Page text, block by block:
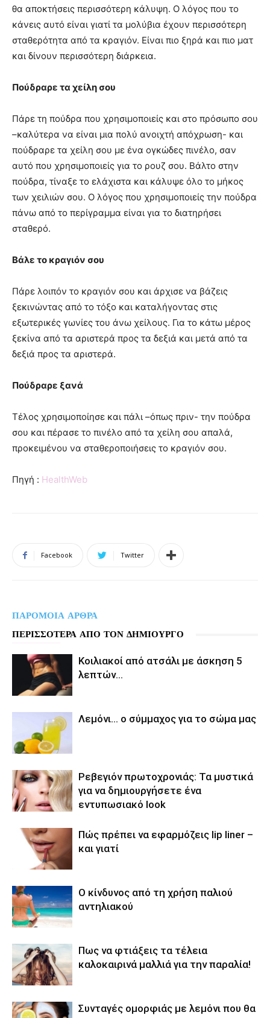
θα αποκτήσεις περισσότερη κάλυψη. Ο λόγος που το
κάνεις αυτό είναι γιατί τα μολύβια έχουν περισσότερη
σταθερότητα από τα κραγιόν. Είναι πιο ξηρά και πιο ματ
και δίνουν περισσότερη διάρκεια.
Πούδραρε τα χείλη σου
Πάρε τη πούδρα που χρησιμοποιείς και στο πρόσωπο σου
–καλύτερα να είναι μια πολύ ανοιχτή απόχρωση- και
πούδραρε τα χείλη σου με ένα ογκώδες πινέλο, σαν
αυτό που χρησιμοποιείς για το ρουζ σου. Βάλτο στην
πούδρα, τίναξε το ελάχιστα και κάλυψε όλο το μήκος
των χειλιών σου. Ο λόγος που χρησιμοποιείς την πούδρα
πάνω από το περίγραμμα είναι για το διατηρήσει
σταθερό.
Βάλε το κραγιόν σου
Πάρε λοιπόν το κραγιόν σου και άρχισε να βάζεις
ξεκινώντας από το τόξο και καταλήγοντας στις
εξωτερικές γωνίες του άνω χείλους. Για το κάτω μέρος
ξεκίνα από τα αριστερά προς τα δεξιά και μετά από τα
δεξιά προς τα αριστερά.
Πούδραρε ξανά
Τέλος χρησιμοποίησε και πάλι –όπως πριν- την πούδρα
σου και πέρασε το πινέλο από τα χείλη σου απαλά,
προκειμένου να σταθεροποιήσεις το κραγιόν σου.
Πηγή : HealthWeb
Facebook Twitter
ΠΑΡΟΜΟΙΑ ΑΡΘΡΑ
ΠΕΡΙΣΣΟΤΕΡΑ ΑΠΟ ΤΟΝ ΔΗΜΙΟΥΡΓΟ
Κοιλιακοί από ατσάλι με άσκηση 5
λεπτών…
Λεμόνι… ο σύμμαχος για το σώμα μας
Ρεβεγιόν πρωτοχρονιάς: Τα μυστικά
για να δημιουργήσετε ένα
εντυπωσιακό look
Πώς πρέπει να εφαρμόζεις lip liner –
και γιατί
Ο κίνδυνος από τη χρήση παλιού
αντηλιακού
Πως να φτιάξεις τα τέλεια
καλοκαιρινά μαλλιά για την παραλία!
Συνταγές ομορφιάς με λεμόνι που θα